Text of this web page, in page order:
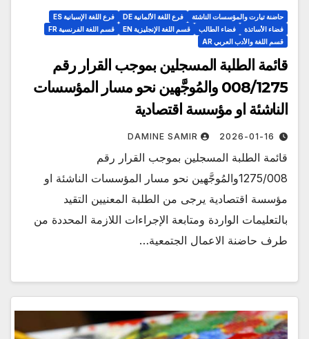
حاضنة تيارت والمؤسسات الناشئة فرع اللغة الألمانية DE
فرع اللغة الإسبانية ES
فضاء الأساتذة
فضاء الطالب قسم اللغة الإنجليزية EN
قسم اللغة الفرنسية FR
قسم اللغة والأدب العربي AR
قائمة الطلبة المسجلين بموجب القرار رقم
008/1275 والمُوجَّهين نحو مسار المؤسسات
الناشئة او مؤسسة اقتصادية
2026-01-16
DAMINE SAMIR
قائمة الطلبة المسجلين بموجب القرار رقم
1275/008والمُوجَّهين نحو مسار المؤسسات الناشئة او
مؤسسة اقتصادية يرجى من الطلبة المعنيين التقيد
بالتعليمات الواردة ومتابعة الإجراءات اللازمة المحددة من
طرف حاضنة الاعمال الجتمعية…